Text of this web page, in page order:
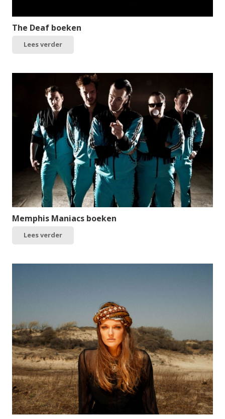
The Deaf boeken
Lees verder
Memphis Maniacs boeken
Lees verder